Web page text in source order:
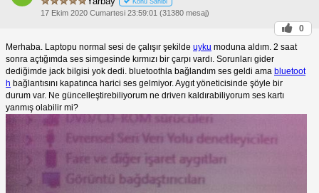
Konu Sahibi
17 Ekim 2020 Cumartesi 23:59:01 (31380 mesaj)
0
Merhaba. Laptopu normal sesi de çalışır şekilde uyku moduna aldım. 2 saat
sonra açtığımda ses simgesinde kırmızı bir çarpı vardı. Sorunları gider
dediğimde jack bilgisi yok dedi. bluetoothla bağlandım ses geldi ama bluetoot
h bağlantısını kapatınca harici ses gelmiyor. Aygıt yöneticisinde şöyle bir
durum var. Ne güncelleştirebiliyorum ne driverı kaldırabiliyorum ses kartı
yanmış olabilir mi?